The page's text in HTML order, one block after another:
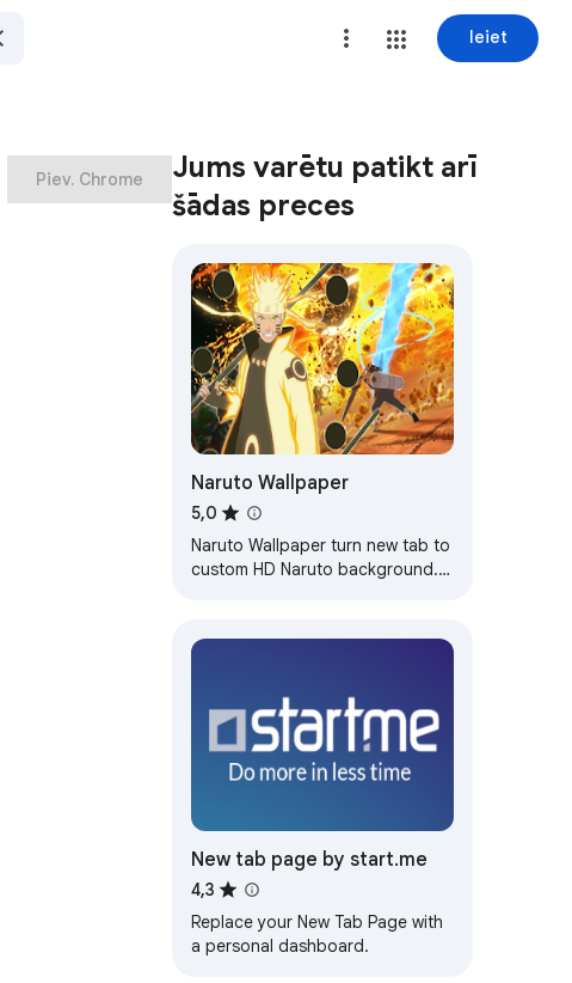
Ieiet
Piev. Chrome
Jums varētu patikt arī
šādas preces
Naruto Wallpaper
5,0
Naruto Wallpaper turn new tab to
custom HD Naruto background.
New tab page by start.me
4,3
Replace your New Tab Page with
a personal dashboard.